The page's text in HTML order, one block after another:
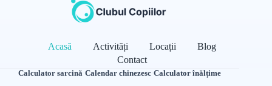
Acasă Activități Locații
Blog
Contact
Calculator sarcină·Calendar chinezesc·Calculator înălțime